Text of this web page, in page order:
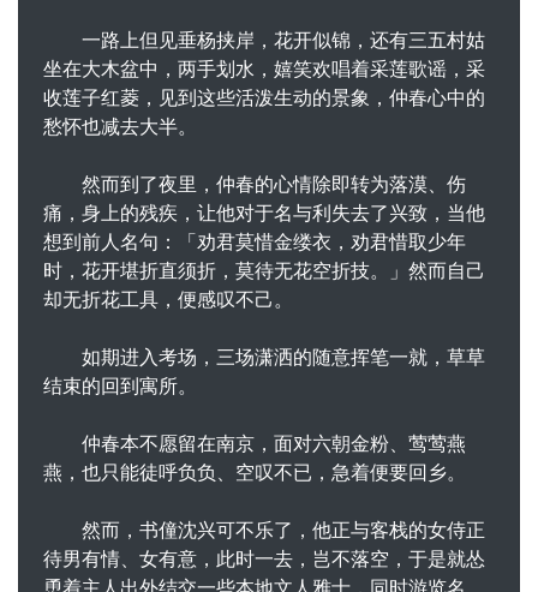
一路上但见垂杨挟岸，花开似锦，还有三五村姑
坐在大木盆中，两手划水，嬉笑欢唱着采莲歌谣，采
收莲子红菱，见到这些活泼生动的景象，仲春心中的
愁怀也减去大半。
然而到了夜里，仲春的心情除即转为落漠、伤
痛，身上的残疾，让他对于名与利失去了兴致，当他
想到前人名句：「劝君莫惜金缕衣，劝君惜取少年
时，花开堪折直须折，莫待无花空折技。」然而自己
却无折花工具，便感叹不己。
如期进入考场，三场潇洒的随意挥笔一就，草草
结束的回到寓所。
仲春本不愿留在南京，面对六朝金粉、莺莺燕
燕，也只能徒呼负负、空叹不已，急着便要回乡。
然而，书僮沈兴可不乐了，他正与客栈的女侍正
待男有情、女有意，此时一去，岂不落空，于是就怂
恿着主人出外结交一些本地文人雅士，同时游览名